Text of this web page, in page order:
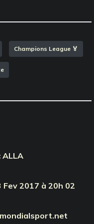
Champions League 🏅
ALLA
Fev 2017 à 20h 02